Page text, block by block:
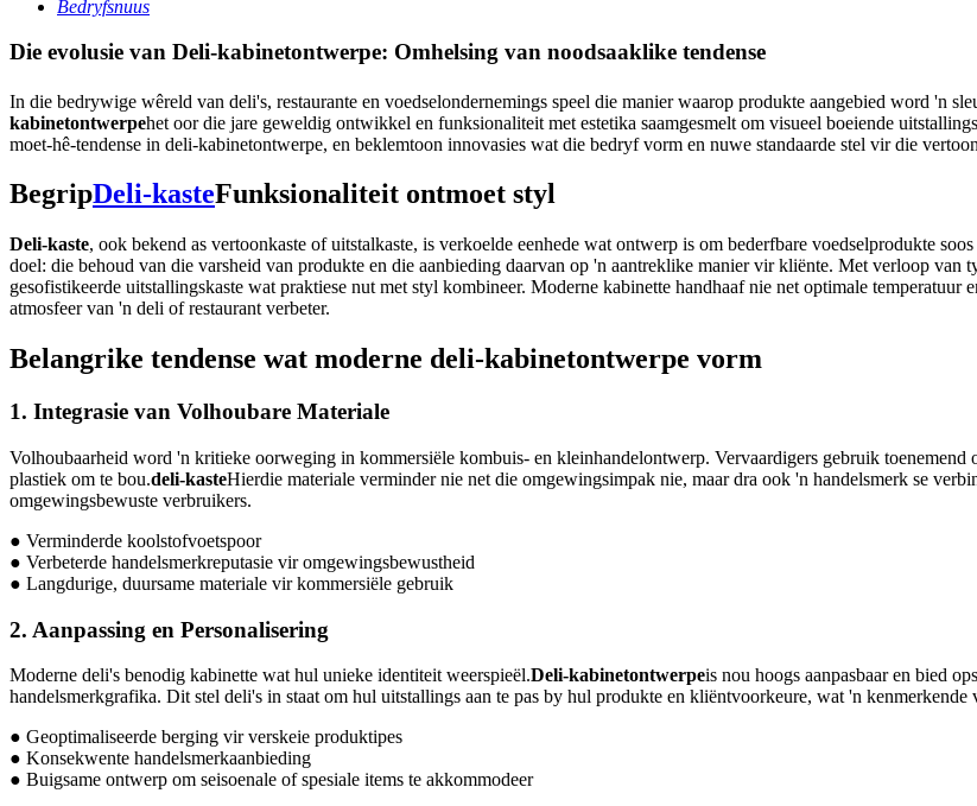
Bedryfsnuus
Die evolusie van Deli-kabinetontwerpe: Omhelsing van noodsaaklike tendense
In die bedrywige wêreld van deli's, restaurante en voedselondernemings speel die manier waarop produkte aangebied word 'n
kabinetontwerpehet oor die jare geweldig ontwikkel en funksionaliteit met estetika saamgesmelt om visueel boeiende
moet-hê-tendense in deli-kabinetontwerpe, en beklemtoon innovasies wat die bedryf vorm en nuwe standaarde stel vir die
BegripDeli-kasteFunksionaliteit ontmoet styl
Deli-kaste, ook bekend as vertoonkaste of uitstalkaste, is verkoelde eenhede wat ontwerp is om bederfbare voedselprodukte
doel: die behoud van die varsheid van produkte en die aanbieding daarvan op 'n aantreklike manier vir kliënte. Met verloop van
gesofistikeerde uitstallingskaste wat praktiese nut met styl kombineer. Moderne kabinette handhaaf nie net optimale
atmosfeer van 'n deli of restaurant verbeter.
Belangrike tendense wat moderne deli-kabinetontwerpe vorm
1. Integrasie van Volhoubare Materiale
Volhoubaarheid word 'n kritieke oorweging in kommersiële kombuis- en kleinhandelontwerp. Vervaardigers gebruik
plastiek om te bou.deli-kasteHierdie materiale verminder nie net die omgewingsimpak nie, maar dra ook 'n handelsmerk se
omgewingsbewuste verbruikers.
● Verminderde koolstofvoetspoor
● Verbeterde handelsmerkreputasie vir omgewingsbewustheid
● Langdurige, duursame materiale vir kommersiële gebruik
2. Aanpassing en Personalisering
Moderne deli's benodig kabinette wat hul unieke identiteit weerspieël.Deli-kabinetontwerpeis nou hoogs aanpasbaar en bied
handelsmerkgrafika. Dit stel deli's in staat om hul uitstallings aan te pas by hul produkte en kliëntvoorkeure, wat 'n
● Geoptimaliseerde berging vir verskeie produktipes
● Konsekwente handelsmerkaanbieding
● Buigsame ontwerp om seisoenale of spesiale items te akkommodeer